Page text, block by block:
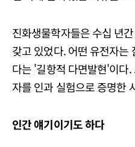
진화생물학자들은 수십 년
갖고 있었다. 어떤 유전자는
다는 '길항적 다면발현'이다
자를 인과 실험으로 증명한
인간 얘기이기도 하다